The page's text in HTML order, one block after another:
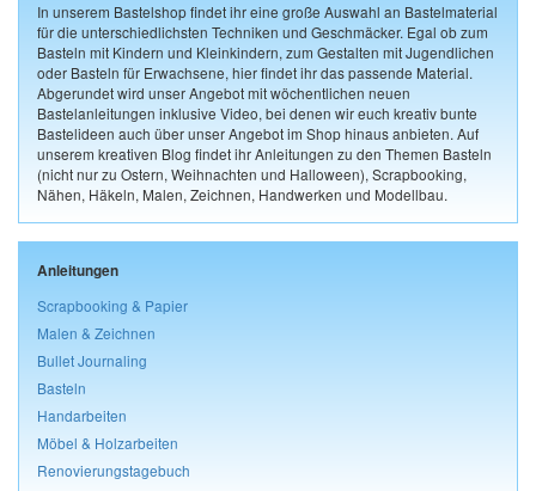
In unserem Bastelshop findet ihr eine große Auswahl an Bastelmaterial
für die unterschiedlichsten Techniken und Geschmäcker. Egal ob zum
Basteln mit Kindern und Kleinkindern, zum Gestalten mit Jugendlichen
oder Basteln für Erwachsene, hier findet ihr das passende Material.
Abgerundet wird unser Angebot mit wöchentlichen neuen
Bastelanleitungen inklusive Video, bei denen wir euch kreativ bunte
Bastelideen auch über unser Angebot im Shop hinaus anbieten. Auf
unserem kreativen Blog findet ihr Anleitungen zu den Themen Basteln
(nicht nur zu Ostern, Weihnachten und Halloween), Scrapbooking,
Nähen, Häkeln, Malen, Zeichnen, Handwerken und Modellbau.
Anleitungen
Scrapbooking & Papier
Malen & Zeichnen
Bullet Journaling
Basteln
Handarbeiten
Möbel & Holzarbeiten
Renovierungstagebuch